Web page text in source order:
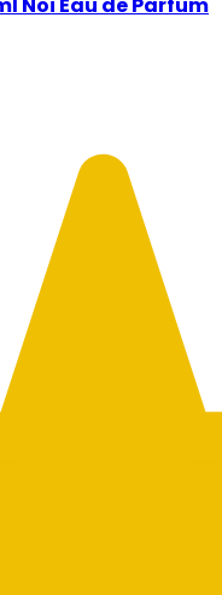
Női Eau de Parfum